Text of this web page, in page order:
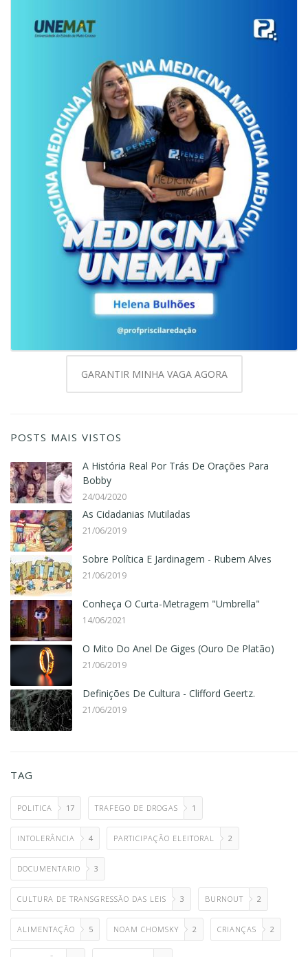
GARANTIR MINHA VAGA AGORA
POSTS MAIS VISTOS
A História Real Por Trás De Orações Para
Bobby
24/04/2020
As Cidadanias Mutiladas
21/06/2019
Sobre Política E Jardinagem - Rubem Alves
21/06/2019
Conheça O Curta-Metragem "Umbrella"
14/06/2021
O Mito Do Anel De Giges (Ouro De Platão)
21/06/2019
Definições De Cultura - Clifford Geertz.
21/06/2019
TAG
POLITICA 17 TRAFEGO DE DROGAS 1
INTOLERÂNCIA 4 PARTICIPAÇÃO ELEITORAL 2
DOCUMENTARIO 3
CULTURA DE TRANSGRESSÃO DAS LEIS 3 BURNOUT 2
ALIMENTAÇÃO 5 NOAM CHOMSKY 2 CRIANÇAS 2